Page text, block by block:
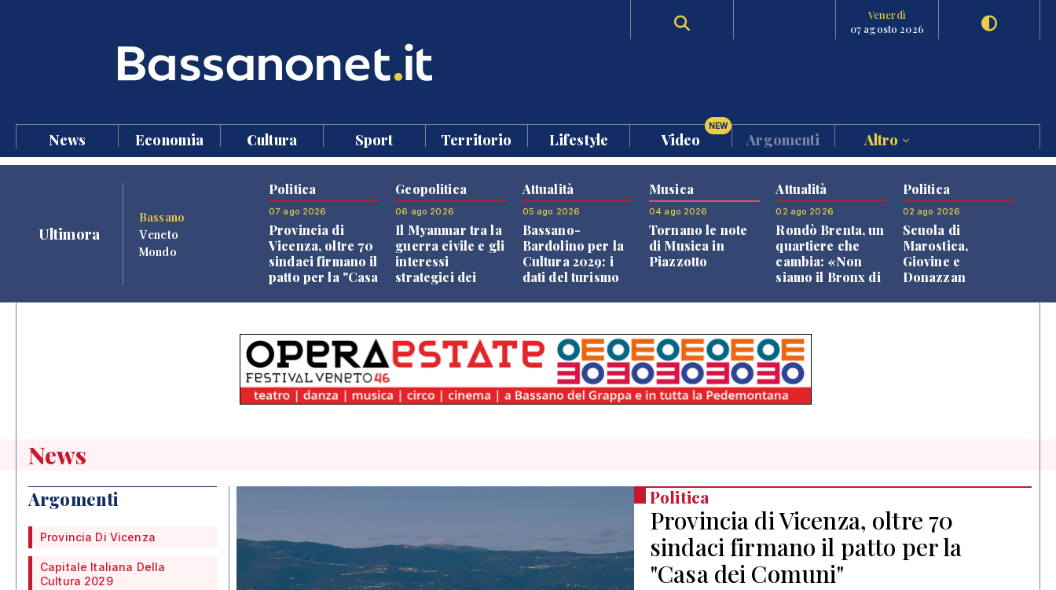
Venerdì
07 agosto 2026
News Economia Cultura Sport Territorio Lifestyle Video
NEW
Argomenti Altro
Ultimora
Bassano
Veneto
Mondo
Politica
07 ago 2026
Provincia di
Vicenza, oltre 70
sindaci firmano il
patto per la "Casa
Geopolitica
06 ago 2026
Il Myanmar tra la
guerra civile e gli
interessi
strategici dei
Attualità
05 ago 2026
Bassano-
Bardolino per la
Cultura 2029: i
dati del turismo
Musica
04 ago 2026
Tornano le note
di Musica in
Piazzotto
Attualità
02 ago 2026
Rondò Brenta, un
quartiere che
cambia: «Non
siamo il Bronx di
Politica
02 ago 2026
Scuola di
Marostica,
Giovine e
Donazzan
News
Argomenti
Provincia Di Vicenza
Capitale Italiana Della
Cultura 2029
Politica
Provincia di Vicenza, oltre 70
sindaci firmano il patto per la
"Casa dei Comuni"